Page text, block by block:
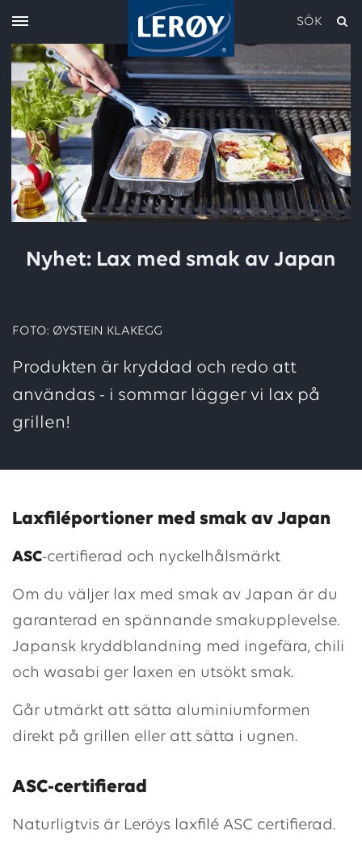
SÖK
Nyhet: Lax med smak av Japan
FOTO: ØYSTEIN KLAKEGG
Produkten är kryddad och redo att
användas - i sommar lägger vi lax på
grillen!
Laxfiléportioner med smak av Japan
ASC-certifierad och nyckelhålsmärkt
Om du väljer lax med smak av Japan är du
garanterad en spännande smakupplevelse.
Japansk kryddblandning med ingefära, chili
och wasabi ger laxen en utsökt smak.
Går utmärkt att sätta aluminiumformen
direkt på grillen eller att sätta i ugnen.
ASC-certifierad
Naturligtvis är Leröys laxfilé ASC certifierad.